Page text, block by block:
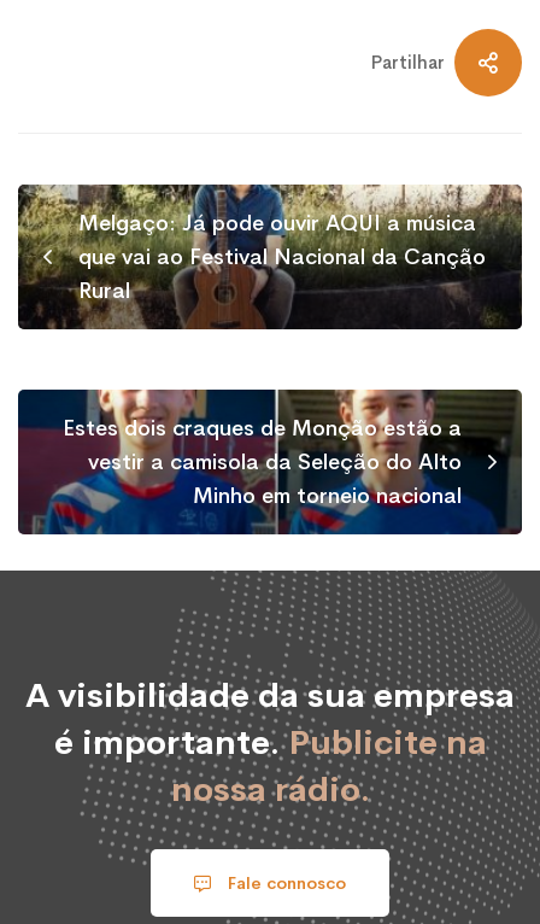
Partilhar
Melgaço: Já pode ouvir AQUI a música
que vai ao Festival Nacional da Canção
Rural
Estes dois craques de Monção estão a
vestir a camisola da Seleção do Alto
Minho em torneio nacional
A visibilidade da sua empresa
é importante.Publicite na
nossa rádio.
Fale connosco